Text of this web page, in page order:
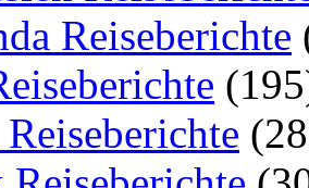
Reiseberichte